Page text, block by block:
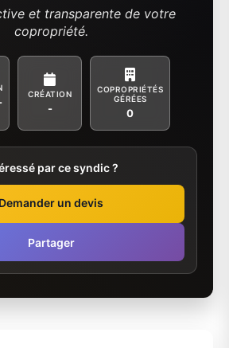
et transparente de votre
copropriété.
CRÉATION
-
COPROPRIÉTÉS
GÉRÉES
0
par ce syndic ?
Demander un devis
Partager